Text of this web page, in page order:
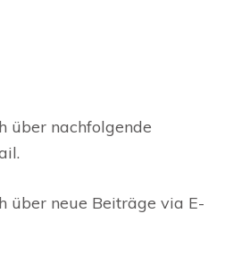
über nachfolgende
über neue Beiträge via E-